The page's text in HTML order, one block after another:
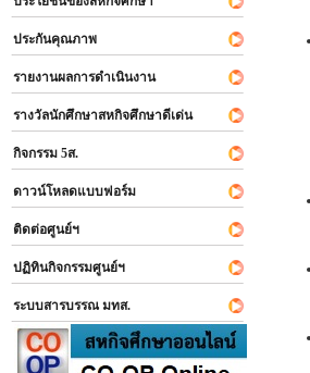
ประกันคุณภาพ
รายงานผลการดำเนินงาน
รางวัลนักศึกษาสหกิจศึกษาดีเด่น
กิจกรรม 5ส.
ดาวน์โหลดแบบฟอร์ม
ติดต่อศูนย์ฯ
ปฏิทินกิจกรรมศูนย์ฯ
ระบบสารบรรณ มทส.